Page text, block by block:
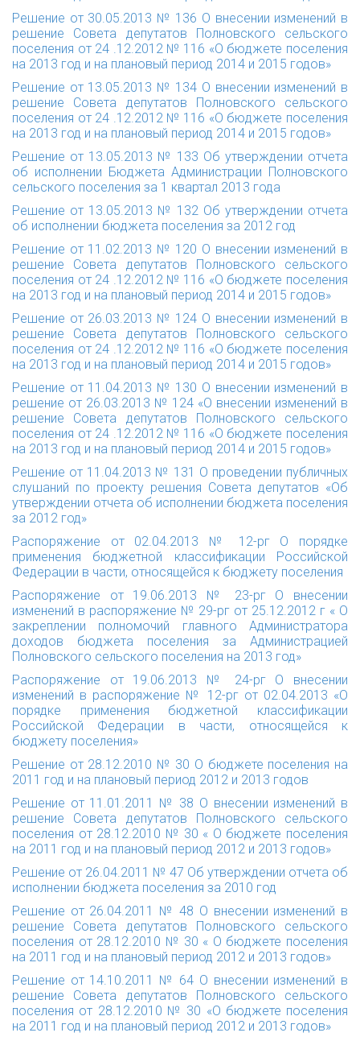
Решение от 30.05.2013 № 136 О внесении изменений в
решение Совета депутатов Полновского сельского
поселения от 24 .12.2012 № 116 «О бюджете поселения
на 2013 год и на плановый период 2014 и 2015 годов»
Решение от 13.05.2013 № 134 О внесении изменений в
решение Совета депутатов Полновского сельского
поселения от 24 .12.2012 № 116 «О бюджете поселения
на 2013 год и на плановый период 2014 и 2015 годов»
Решение от 13.05.2013 № 133 Об утверждении отчета
об исполнении Бюджета Администрации Полновского
сельского поселения за 1 квартал 2013 года
Решение от 13.05.2013 № 132 Об утверждении отчета
об исполнении бюджета поселения за 2012 год
Решение от 11.02.2013 № 120 О внесении изменений в
решение Совета депутатов Полновского сельского
поселения от 24 .12.2012 № 116 «О бюджете поселения
на 2013 год и на плановый период 2014 и 2015 годов»
Решение от 26.03.2013 № 124 О внесении изменений в
решение Совета депутатов Полновского сельского
поселения от 24 .12.2012 № 116 «О бюджете поселения
на 2013 год и на плановый период 2014 и 2015 годов»
Решение от 11.04.2013 № 130 О внесении изменений в
решение от 26.03.2013 № 124 «О внесении изменений в
решение Совета депутатов Полновского сельского
поселения от 24 .12.2012 № 116 «О бюджете поселения
на 2013 год и на плановый период 2014 и 2015 годов»
Решение от 11.04.2013 № 131 О проведении публичных
слушаний по проекту решения Совета депутатов «Об
утверждении отчета об исполнении бюджета поселения
за 2012 год»
Распоряжение от 02.04.2013 № 12-рг
О порядке
применения бюджетной классификации Российской
Федерации в части, относящейся к бюджету поселения
Распоряжение от 19.06.2013 № 23-рг О внесении
изменений в распоряжение № 29-рг от 25.12.2012 г « О
закреплении полномочий главного Администратора
доходов бюджета поселения за Администрацией
Полновского сельского поселения на 2013 год»
Распоряжение от 19.06.2013 № 24-рг
О внесении
изменений в распоряжение № 12-рг от 02.04.2013 «О
порядке применения бюджетной классификации
Российской Федерации в части, относящейся к
бюджету поселения»
Решение от 28.12.2010 № 30 О бюджете поселения на
2011 год и на плановый период 2012 и 2013 годов
Решение от 11.01.2011 № 38 О внесении изменений в
решение Совета депутатов Полновского сельского
поселения от 28.12.2010 № 30 « О бюджете поселения
на 2011 год и на плановый период 2012 и 2013 годов»
Решение от 26.04.2011 № 47 Об утверждении отчета об
исполнении бюджета поселения за 2010 год
Решение от 26.04.2011 № 48 О внесении изменений в
решение Совета депутатов Полновского сельского
поселения от 28.12.2010 № 30 « О бюджете поселения
на 2011 год и на плановый период 2012 и 2013 годов»
Решение от 14.10.2011 № 64 О внесении изменений в
решение Совета депутатов Полновского сельского
поселения от 28.12.2010 № 30 «О бюджете поселения
на 2011 год и на плановый период 2012 и 2013 годов»